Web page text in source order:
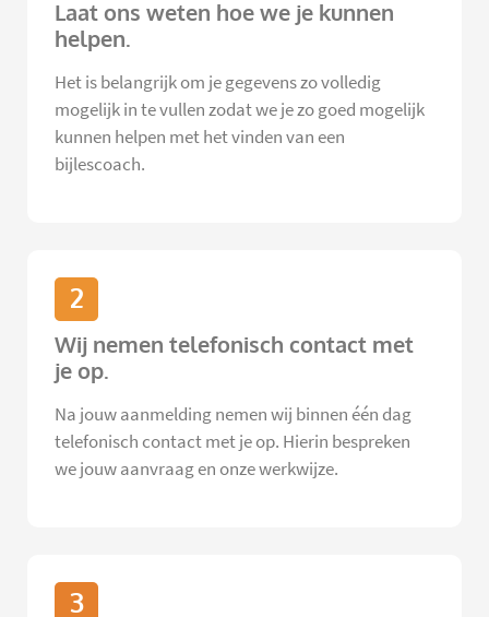
Laat ons weten hoe we je kunnen
helpen.
Het is belangrijk om je gegevens zo volledig
mogelijk in te vullen zodat we je zo goed mogelijk
kunnen helpen met het vinden van een
bijlescoach.
2
Wij nemen telefonisch contact met
je op.
Na jouw aanmelding nemen wij binnen één dag
telefonisch contact met je op. Hierin bespreken
we jouw aanvraag en onze werkwijze.
3